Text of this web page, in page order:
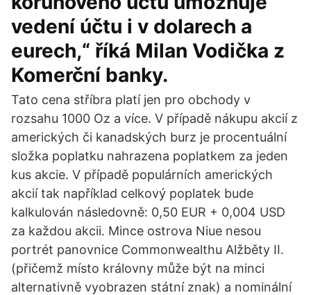
vedení účtu i v dolarech a
eurech,“ říká Milan Vodička z
Komerční banky.
Tato cena stříbra platí jen pro obchody v
rozsahu 1000 Oz a více. V případě nákupu akcií z
amerických či kanadských burz je procentuální
složka poplatku nahrazena poplatkem za jeden
kus akcie. V případě populárních amerických
akcií tak například celkový poplatek bude
kalkulován následovně: 0,50 EUR + 0,004 USD
za každou akcii. Mince ostrova Niue nesou
portrét panovnice Commonwealthu Alžběty II.
(přičemž místo královny může být na minci
alternativně vyobrazen státní znak) a nominální